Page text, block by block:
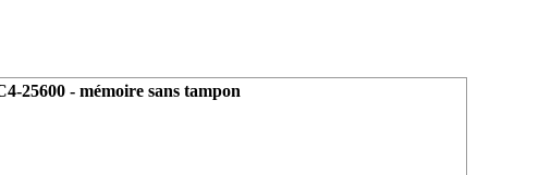
25600 - mémoire sans tampon